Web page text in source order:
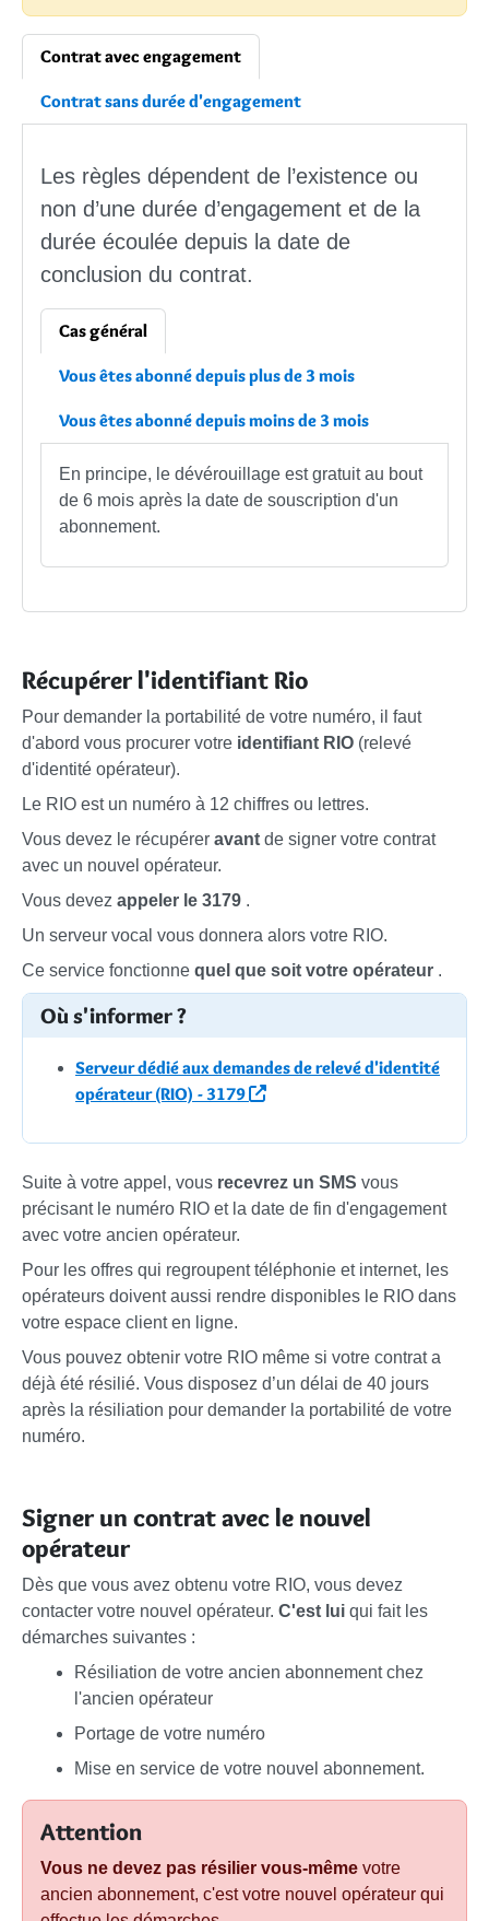
Contrat avec engagement
Contrat sans durée d'engagement
Les règles dépendent de l’existence ou
non d’une durée d’engagement et de la
durée écoulée depuis la date de
conclusion du contrat.
Cas général
Vous êtes abonné depuis plus de 3 mois
Vous êtes abonné depuis moins de 3 mois
En principe, le dévérouillage est gratuit au bout
de 6 mois après la date de souscription d'un
abonnement.
Récupérer l'identifiant Rio
Pour demander la portabilité de votre numéro, il faut
d'abord vous procurer votre identifiant RIO (relevé
d'identité opérateur).
Le RIO est un numéro à 12 chiffres ou lettres.
Vous devez le récupérer avant de signer votre contrat
avec un nouvel opérateur.
Vous devez appeler le 3179 .
Un serveur vocal vous donnera alors votre RIO.
Ce service fonctionne quel que soit votre opérateur .
Où s'informer ?
Serveur dédié aux demandes de relevé d'identité
opérateur (RIO) - 3179
Suite à votre appel, vous recevrez un SMS vous
précisant le numéro RIO et la date de fin d'engagement
avec votre ancien opérateur.
Pour les offres qui regroupent téléphonie et internet, les
opérateurs doivent aussi rendre disponibles le RIO dans
votre espace client en ligne.
Vous pouvez obtenir votre RIO même si votre contrat a
déjà été résilié. Vous disposez d’un délai de 40 jours
après la résiliation pour demander la portabilité de votre
numéro.
Signer un contrat avec le nouvel
opérateur
Dès que vous avez obtenu votre RIO, vous devez
contacter votre nouvel opérateur. C'est lui qui fait les
démarches suivantes :
Résiliation de votre ancien abonnement chez
l'ancien opérateur
Portage de votre numéro
Mise en service de votre nouvel abonnement.
Attention
Vous ne devez pas résilier vous-même votre
ancien abonnement, c'est votre nouvel opérateur qui